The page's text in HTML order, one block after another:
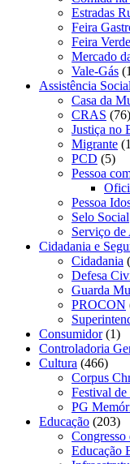
Estradas
Feira
Feira Verde
Mercado
Vale-Gás
Assistência Social
Casa da
CRAS (76)
Justiça no
Migrante
PCD (5)
Pessoa
Pessoa
Selo Social
Serviço de
Cidadania e
Cidadania
Defesa
Guarda
PROCON
Consumidor(1)
Controladoria
Cultura (466)
Corpus
Festival
PG
Educação (203)
Congresso
Educação